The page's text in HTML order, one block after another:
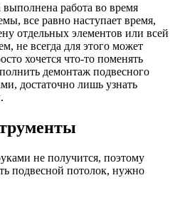
работа во время
все равно наступает время,
отдельных элементов или всей
не всегда для этого может
хочется что-то поменять
демонтаж подвесного
достаточно лишь узнать
не получится, поэтому
подвесной потолок, нужно